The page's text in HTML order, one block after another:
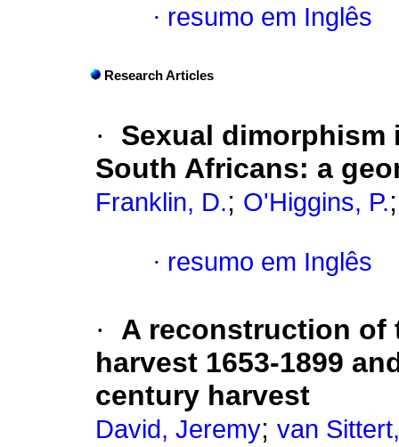
· resumo em Inglês
Research Articles
·
Sexual
South Africans: a
Franklin, D.; O'Higgins, P.
· resumo em Inglês
·
A reconstruction of
harvest 1653-1899
century harvest
David, Jeremy; van